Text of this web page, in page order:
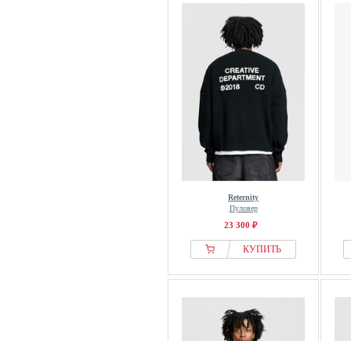
Reternity
Пуловер
23 300 ₽
КУПИТЬ